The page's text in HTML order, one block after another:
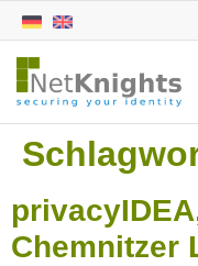
Chemnitzer